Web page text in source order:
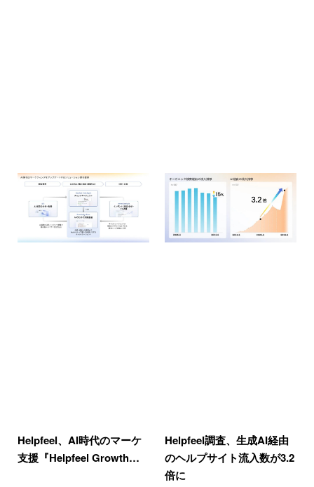
Helpfeel、AI時代のマーケ
支援『Helpfeel Growth…
Helpfeel調査、生成AI経由
のヘルプサイト流入数が3.2
倍に